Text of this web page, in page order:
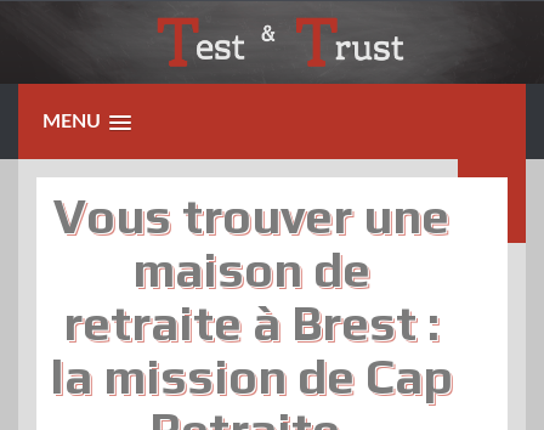
MENU
Vous trouver une
maison de
retraite à Brest :
la mission de Cap